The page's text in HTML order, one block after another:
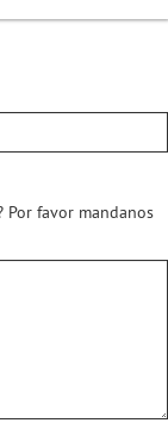
Por favor mandanos